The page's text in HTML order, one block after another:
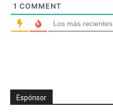
1 COMMENT
Los más recientes
Espónsor